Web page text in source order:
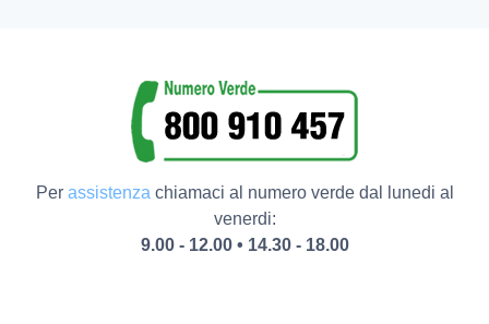
Per assistenzachiamaci al numero verde dal lunedi al
venerdi:
9.00 - 12.00 • 14.30 - 18.00